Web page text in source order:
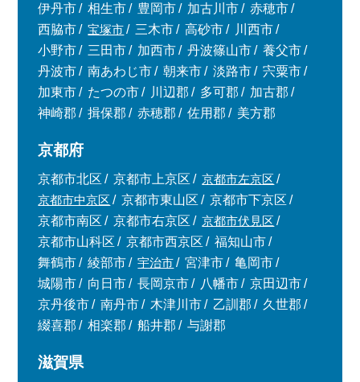
伊丹市
相生市 豊岡市 加古川市
赤穂市
西脇市
宝塚市 三木市 高砂市
川西市
小野市
三田市 加西市 丹波篠山市
養父市
丹波市
南あわじ市 朝来市 淡路市
宍粟市
加東市
たつの市 川辺郡 多可郡
加古郡
神崎郡
揖保郡 赤穂郡 佐用郡 美方郡
京都府
京都市北区 京都市上京区
京都市左京区
京都市中京区
京都市東山区
京都市下京区
京都市南区
京都市右京区
京都市伏見区
京都市山科区
京都市西京区
福知山市
舞鶴市
綾部市 宇治市 宮津市
亀岡市
城陽市
向日市 長岡京市 八幡市
京田辺市
京丹後市
南丹市 木津川市 乙訓郡
久世郡
綴喜郡
相楽郡 船井郡 与謝郡
滋賀県